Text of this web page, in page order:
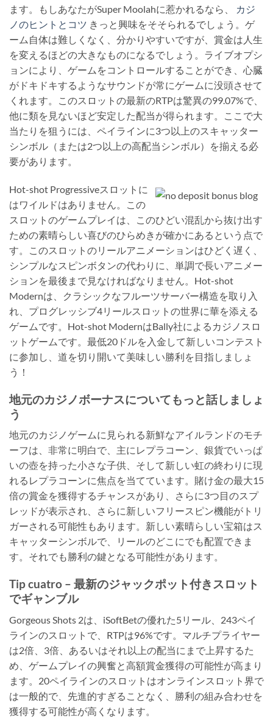
ます。もしあなたがSuper Moolahに惹かれるなら、
カジ
ノのヒントとコツ きっと興味をそそられるでしょう。ゲ
ーム自体は難しくなく、分かりやすいですが、賞金は人生
を変えるほどの大きなものになるでしょう。ライブオプシ
ョンにより、ゲームをコントロールすることができ、心臓
がドキドキするようなサウンドが常にゲームに没頭させて
くれます。このスロットの最新のRTPは驚異の99.07%で、
他に類を見ないほど安定した配当が得られます。ここで大
当たりを狙うには、ペイラインに3つ以上のスキャッター
シンボル（または2つ以上の高配当シンボル）を揃える必
要があります。
Hot-shot Progressiveスロットに
はワイルドはありません。この
スロットのゲームプレイは、このひどい混乱から抜け出す
ための素晴らしい喜びのひらめきが確かにあるという点で
す。このスロットのリールアニメーションはひどく遅く、
シンプルなスピンボタンの代わりに、単調で長いアニメー
ションを最後まで見なければなりません。Hot-shot
Modernは、クラシックなフルーツサーバー構造を取り入
れ、プログレッシブ4リールスロットの世界に華を添える
ゲームです。Hot-shot ModernはBally社によるカジノスロ
ットゲームです。最低20ドルを入金して新しいコンテスト
に参加し、道を切り開いて美味しい勝利を目指しましょ
う！
地元のカジノボーナスについてもっと話しましょ
う
地元のカジノゲームに見られる新鮮なアイルランドのモチ
ーフは、非常に明白で、主にレプラコーン、銀貨でいっぱ
いの壺を持った小さな子供、そして新しい虹の終わりに現
れるレプラコーンに焦点を当てています。賭け金の最大15
倍の賞金を獲得するチャンスがあり、さらに3つ目のスプ
レッドが表示され、さらに新しいフリースピン機能がトリ
ガーされる可能性もあります。新しい素晴らしい宝箱はス
キャッターシンボルで、リールのどこにでも配置できま
す。それでも勝利の鍵となる可能性があります。
Tip cuatro – 最新のジャックポット付きスロット
でギャンブル
Gorgeous Shots 2は、iSoftBetの優れた5リール、243ペイ
ラインのスロットで、RTPは96%です。マルチプライヤー
は2倍、3倍、あるいはそれ以上の配当にまで上昇するた
め、ゲームプレイの興奮と高額賞金獲得の可能性が高まり
ます。20ペイラインのスロットはオンラインスロット界で
は一般的で、先進的すぎることなく、勝利の組み合わせを
獲得する可能性が高くなります。